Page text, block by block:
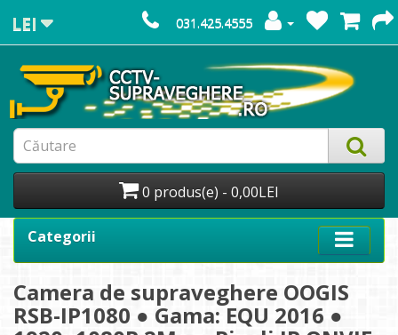
LEI 031.425.4555
0 produs(e) - 0,00LEI
Categorii
Camera de supraveghere OOGIS
RSB-IP1080 ● Gama: EQU 2016 ●